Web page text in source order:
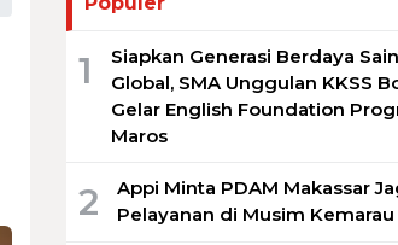
1
Siapkan Generasi Berdaya
Global, SMA Unggulan KKSS
Gelar English Foundation
Maros
2
Appi Minta PDAM Makassar
Pelayanan di Musim Kemarau